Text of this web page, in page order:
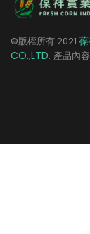
©版權所有 2021
CO.,LTD. 產品內